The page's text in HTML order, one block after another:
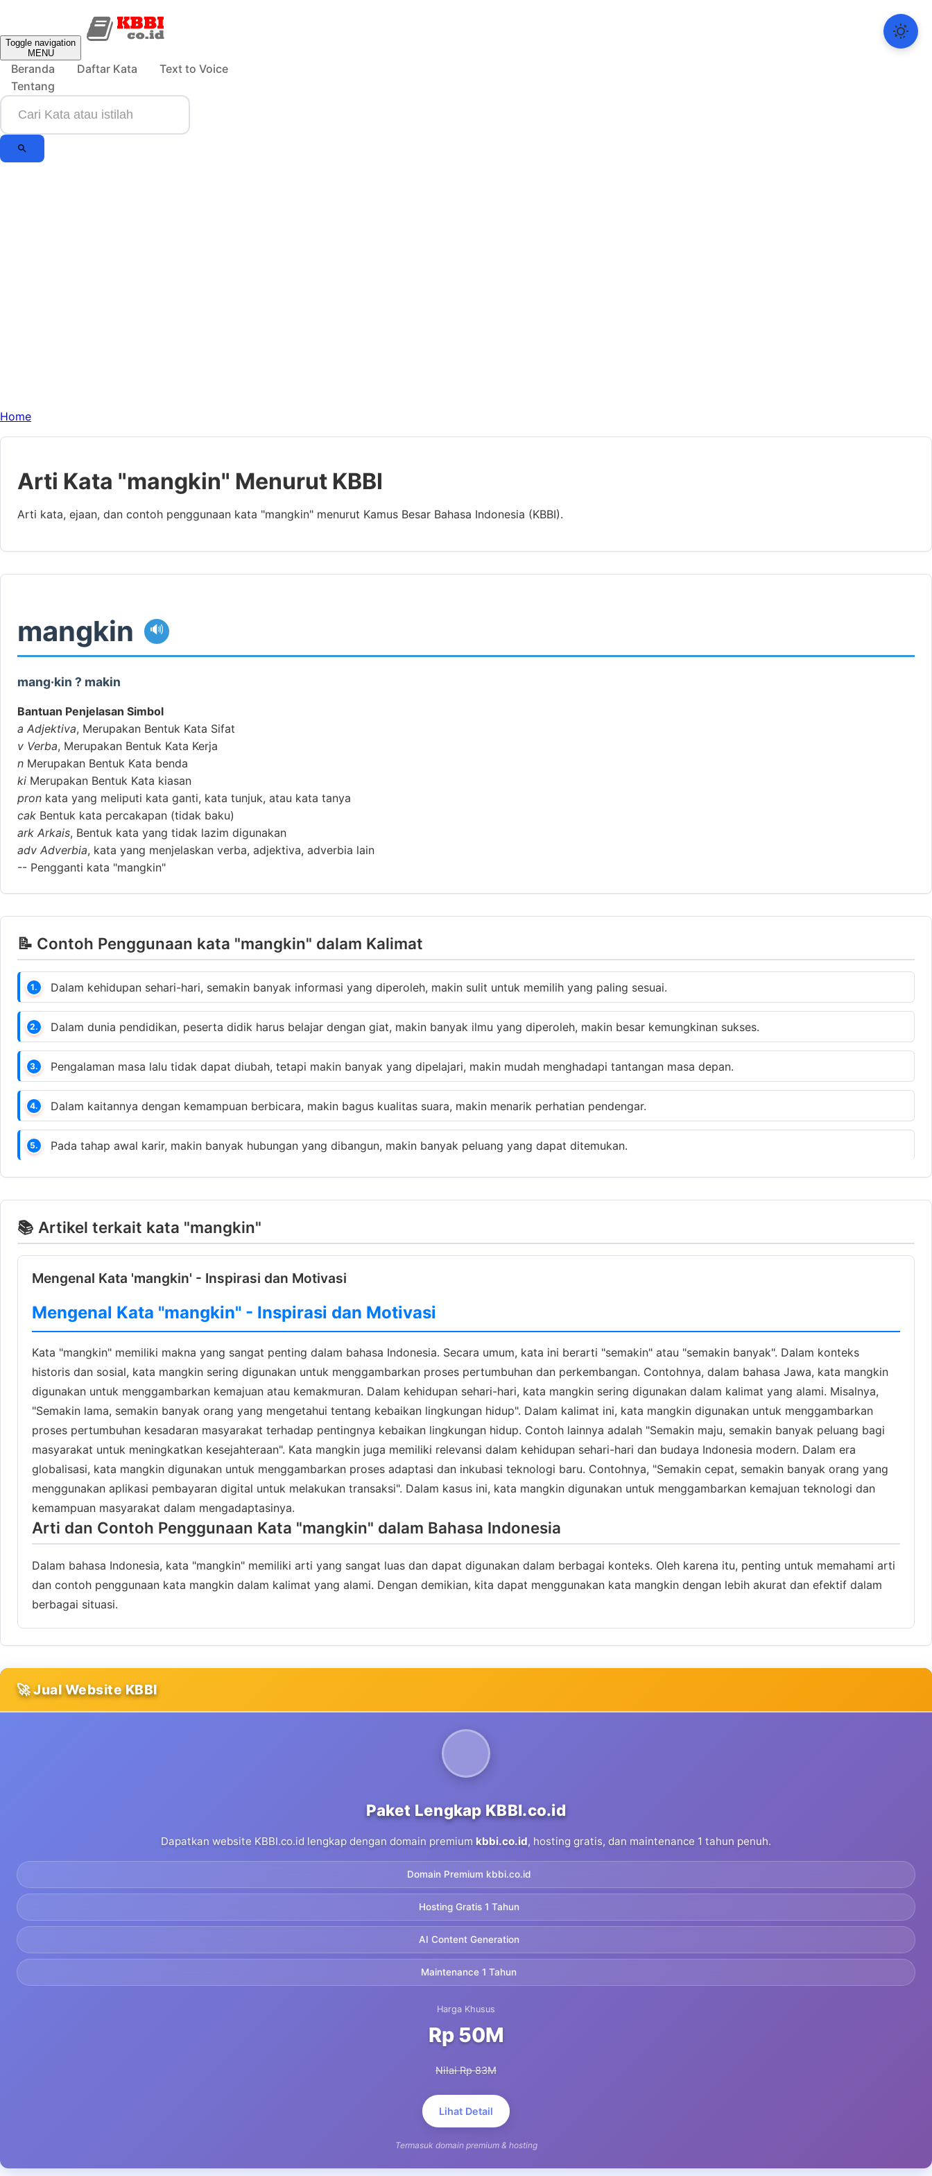
Toggle navigation
MENU
Beranda Daftar Kata
Text to Voice
Tentang
Home
Arti Kata "mangkin" Menurut KBBI
Arti kata, ejaan, dan contoh penggunaan kata "mangkin" menurut Kamus Besar Bahasa Indonesia (KBBI).
mangkin 🔊
mang·kin ? makin
Bantuan Penjelasan Simbol
a Adjektiva, Merupakan Bentuk Kata Sifat
v Verba, Merupakan Bentuk Kata Kerja
n Merupakan Bentuk Kata benda
ki Merupakan Bentuk Kata kiasan
pron kata yang meliputi kata ganti, kata tunjuk, atau kata tanya
cak Bentuk kata percakapan (tidak baku)
ark Arkais, Bentuk kata yang tidak lazim digunakan
adv Adverbia, kata yang menjelaskan verba, adjektiva, adverbia lain
-- Pengganti kata "mangkin"
📝 Contoh Penggunaan kata "mangkin" dalam Kalimat
1. Dalam kehidupan sehari-hari, semakin banyak informasi yang diperoleh, makin sulit untuk memilih yang paling sesuai.
2. Dalam dunia pendidikan, peserta didik harus belajar dengan giat, makin banyak ilmu yang diperoleh, makin besar kemungkinan sukses.
3. Pengalaman masa lalu tidak dapat diubah, tetapi makin banyak yang dipelajari, makin mudah menghadapi tantangan masa depan.
4. Dalam kaitannya dengan kemampuan berbicara, makin bagus kualitas suara, makin menarik perhatian pendengar.
5. Pada tahap awal karir, makin banyak hubungan yang dibangun, makin banyak peluang yang dapat ditemukan.
📚 Artikel terkait kata "mangkin"
Mengenal Kata 'mangkin' - Inspirasi dan Motivasi
Mengenal Kata "mangkin" - Inspirasi dan Motivasi
Kata "mangkin" memiliki makna yang sangat penting dalam bahasa Indonesia. Secara umum, kata ini berarti "semakin" atau "semakin banyak". Dalam konteks
historis dan sosial, kata mangkin sering digunakan untuk menggambarkan proses pertumbuhan dan perkembangan. Contohnya, dalam bahasa Jawa, kata mangkin
digunakan untuk menggambarkan kemajuan atau kemakmuran. Dalam kehidupan sehari-hari, kata mangkin sering digunakan dalam kalimat yang alami. Misalnya,
"Semakin lama, semakin banyak orang yang mengetahui tentang kebaikan lingkungan hidup". Dalam kalimat ini, kata mangkin digunakan untuk menggambarkan
proses pertumbuhan kesadaran masyarakat terhadap pentingnya kebaikan lingkungan hidup. Contoh lainnya adalah "Semakin maju, semakin banyak peluang bagi
masyarakat untuk meningkatkan kesejahteraan". Kata mangkin juga memiliki relevansi dalam kehidupan sehari-hari dan budaya Indonesia modern. Dalam era
globalisasi, kata mangkin digunakan untuk menggambarkan proses adaptasi dan inkubasi teknologi baru. Contohnya, "Semakin cepat, semakin banyak orang yang
menggunakan aplikasi pembayaran digital untuk melakukan transaksi". Dalam kasus ini, kata mangkin digunakan untuk menggambarkan kemajuan teknologi dan
kemampuan masyarakat dalam mengadaptasinya.
Arti dan Contoh Penggunaan Kata "mangkin" dalam Bahasa Indonesia
Dalam bahasa Indonesia, kata "mangkin" memiliki arti yang sangat luas dan dapat digunakan dalam berbagai konteks. Oleh karena itu, penting untuk memahami arti
dan contoh penggunaan kata mangkin dalam kalimat yang alami. Dengan demikian, kita dapat menggunakan kata mangkin dengan lebih akurat dan efektif dalam
berbagai situasi.
🚀 Jual Website KBBI
Paket Lengkap KBBI.co.id
Dapatkan website KBBI.co.id lengkap dengan domain premium kbbi.co.id, hosting gratis, dan maintenance 1 tahun penuh.
Domain Premium kbbi.co.id
Hosting Gratis 1 Tahun
AI Content Generation
Maintenance 1 Tahun
Harga Khusus
Rp 50M
Nilai Rp 83M
Lihat Detail
Termasuk domain premium & hosting